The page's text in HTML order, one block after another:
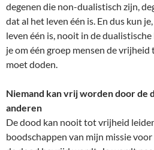
degenen die non-dualistisch zijn,
dat al het leven één is. En dus kun
leven één is, nooit in de
je om één groep mensen de vrijheid
moet doden.
Niemand kan vrij worden door de
anderen
De dood kan nooit tot vrijheid
boodschappen van mijn missie